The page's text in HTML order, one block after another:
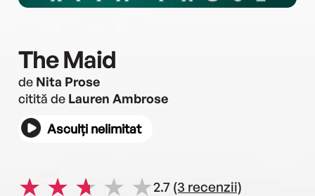
The Maid
de Nita Prose
citită de Lauren Ambrose
Asculți nelimitat
2.7 (3 recenzii)